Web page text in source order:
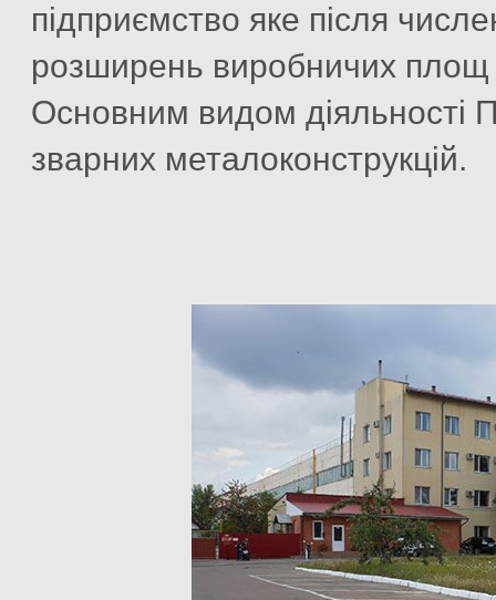
підприємство яке після
розширень виробничих площ
Основним видом
зварних металоконструкцій.